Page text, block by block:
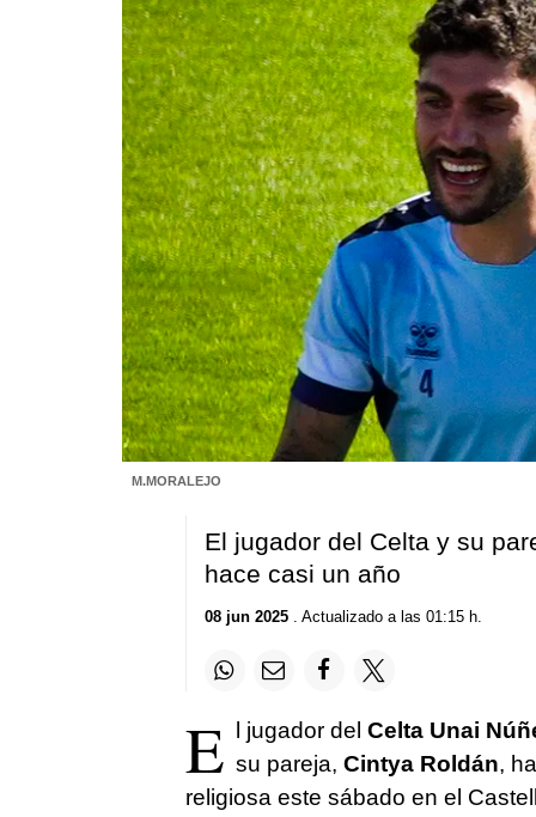
M.MORALEJO
El jugador del Celta y su
hace casi un año
08 jun 2025. Actualizado a las 01:15 h.
E l jugador del Celta Unai
su pareja, Cintya Roldán,
religiosa este sábado en el